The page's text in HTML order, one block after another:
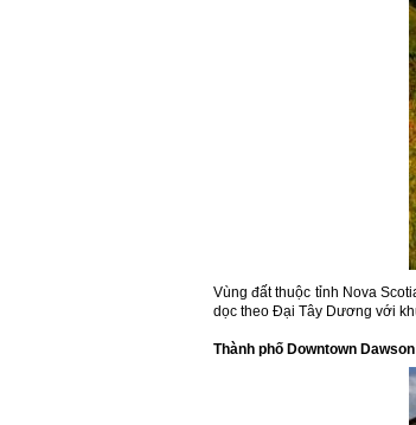
Vùng đất thuộc tỉnh Nova
dọc theo Đại Tây Dương với
Thành phố Downtown Dawson